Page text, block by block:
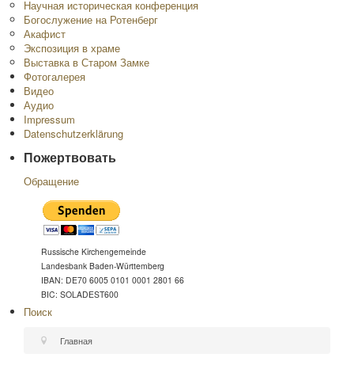
Научная историческая конференция
Богослужение на Ротенберг
Акафист
Экспозиция в храме
Выставка в Старом Замке
Фотогалерея
Видео
Аудио
Impressum
Datenschutzerklärung
Пожертвовать
Обращение
Russische Kirchengemeinde
Landesbank Baden-Württemberg
IBAN: DE70 6005 0101 0001 2801 66
BIC: SOLADEST600
Поиск
Главная